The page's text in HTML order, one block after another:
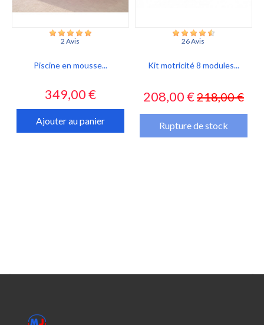
2 Avis
Piscine en mousse...
Prix
349,00 €
Ajouter au panier
26 Avis
Kit motricité 8 modules...
Prix
208,00 €Prix
habituel
218,00 €
Rupture de stock
 